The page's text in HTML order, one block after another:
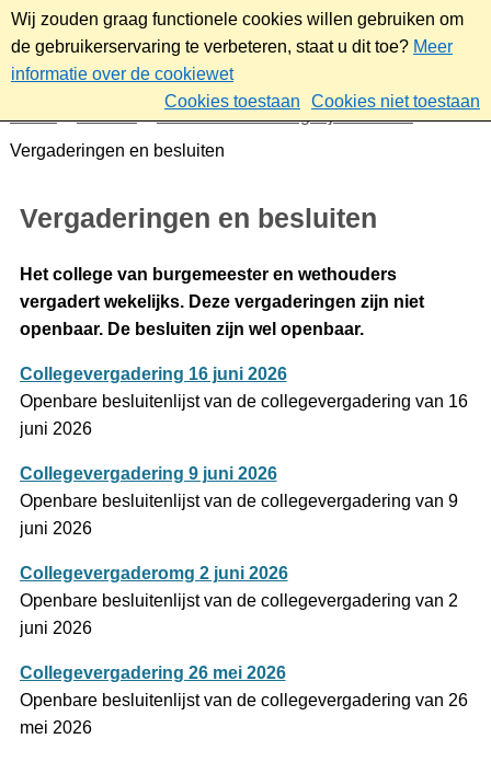
Wij zouden graag functionele cookies willen gebruiken om
de gebruikerservaring te verbeteren, staat u dit toe? Meer
informatie over de cookiewet
Cookies toestaan
Cookies niet toestaan
Gemeenteraad/Dagelijks bestuur
Vergaderingen en besluiten
Vergaderingen en besluiten
Het college van burgemeester en wethouders
vergadert wekelijks. Deze vergaderingen zijn niet
openbaar. De besluiten zijn wel openbaar.
Collegevergadering 16 juni 2026
Openbare besluitenlijst van de collegevergadering van 16
juni 2026
Collegevergadering 9 juni 2026
Openbare besluitenlijst van de collegevergadering van 9
juni 2026
Collegevergaderomg 2 juni 2026
Openbare besluitenlijst van de collegevergadering van 2
juni 2026
Collegevergadering 26 mei 2026
Openbare besluitenlijst van de collegevergadering van 26
mei 2026